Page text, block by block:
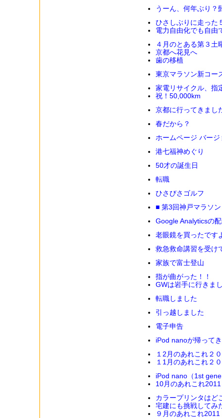
うーん、何年ぶり？
ひさしぶりに走った
電力自由化でも自由
４月のとある第３土
京都へ花見へ
歯の移植
東京マラソン新コー
家電リサイクル、指
祝！50,000km
京都に行ってきまし
春だから？
ホームページ バー
港七福神めぐり
50才の誕生日
転職
ひさびさゴルフ
■ 第3回神戸マラソ
Google Analyticsの
老眼鏡を買ったです
救急救命講習を受け
家族で富士登山
指が曲がった！！
GWは岩手に行きま
転職しました
引っ越しました
電子申告
iPod nanoが帰って
１2月のあれこれ２
１1月のあれこれ２
iPod nano（1st
10月のあれこれ2011
カラープリンタはど
宅建にも挑戦してみ
９月のあれこれ2011